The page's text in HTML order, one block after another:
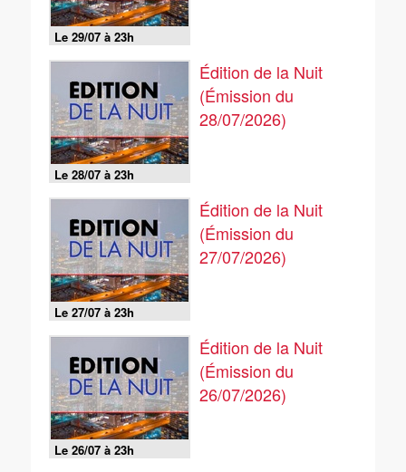
Le 29/07 à 23h
Le 28/07 à 23h
Édition de la Nuit
(Émission du
28/07/2026)
Le 27/07 à 23h
Édition de la Nuit
(Émission du
27/07/2026)
Le 26/07 à 23h
Édition de la Nuit
(Émission du
26/07/2026)